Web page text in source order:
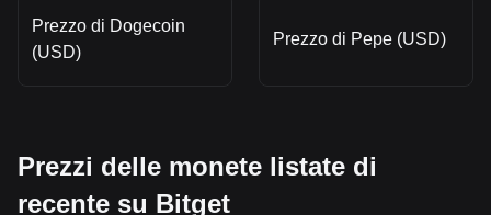
Prezzo di Dogecoin
(USD)
Prezzo di Pepe (USD)
Prezzi delle monete listate di
recente su Bitget